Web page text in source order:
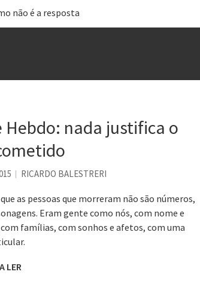
tristeza”
Hebdo: nada justifica o
RICARDO BALESTRERI
as pessoas que morreram não são números,
Eram gente como nós, com nome e
famílias, com sonhos e afetos, com uma
LER